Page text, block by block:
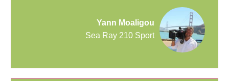
Yann Moaligou
Sea Ray 210 Sport